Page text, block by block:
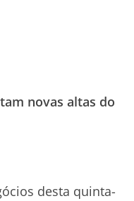
novas altas do
desta quinta-